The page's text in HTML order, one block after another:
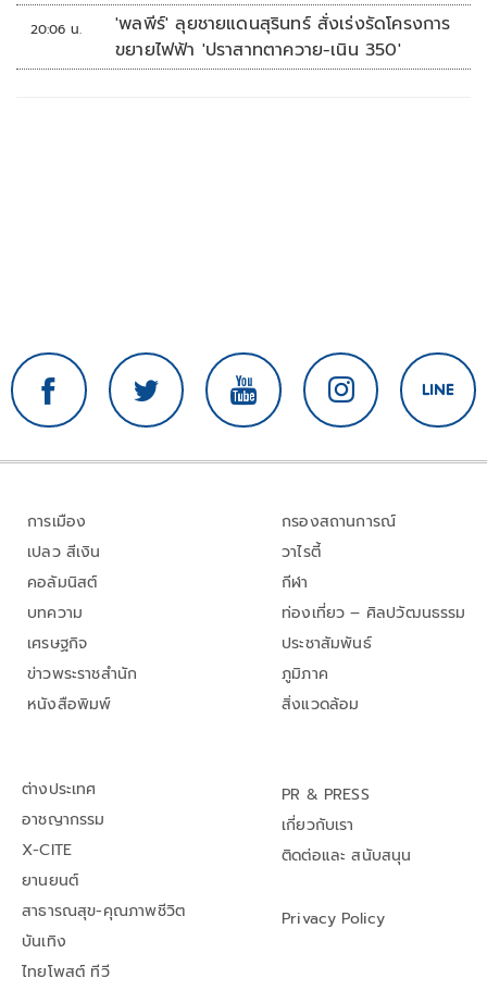
20:06 น.
'พลพีร์' ลุยชายแดนสุรินทร์ สั่งเร่งรัดโครงการ
ขยายไฟฟ้า 'ปราสาทตาควาย-เนิน 350'
การเมือง
เปลว สีเงิน
คอลัมนิสต์
บทความ
เศรษฐกิจ
ข่าวพระราชสำนัก
หนังสือพิมพ์
กรองสถานการณ์
วาไรตี้
กีฬา
ท่องเที่ยว – ศิลปวัฒนธรรม
ประชาสัมพันธ์
ภูมิภาค
สิ่งแวดล้อม
ต่างประเทศ
อาชญากรรม
X-CITE
ยานยนต์
สาธารณสุข-คุณภาพชีวิต
บันเทิง
ไทยโพสต์ ทีวี
PR & PRESS
เกี่ยวกับเรา
ติดต่อและ สนับสนุน
Privacy Policy